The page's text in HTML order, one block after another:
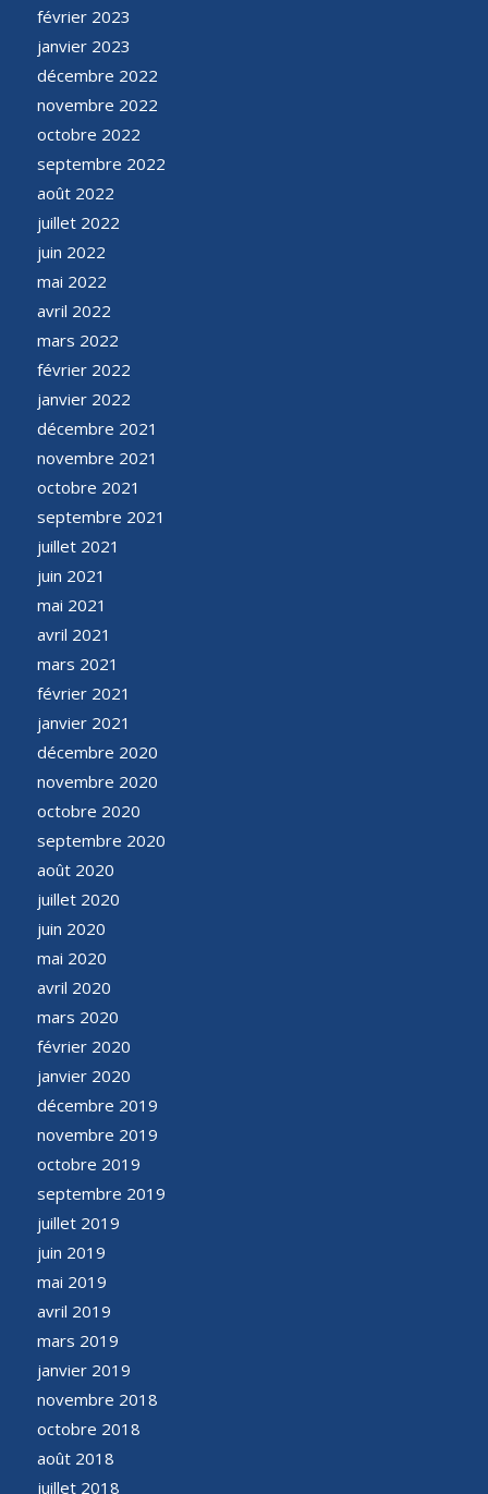
février 2023
janvier 2023
décembre 2022
novembre 2022
octobre 2022
septembre 2022
août 2022
juillet 2022
juin 2022
mai 2022
avril 2022
mars 2022
février 2022
janvier 2022
décembre 2021
novembre 2021
octobre 2021
septembre 2021
juillet 2021
juin 2021
mai 2021
avril 2021
mars 2021
février 2021
janvier 2021
décembre 2020
novembre 2020
octobre 2020
septembre 2020
août 2020
juillet 2020
juin 2020
mai 2020
avril 2020
mars 2020
février 2020
janvier 2020
décembre 2019
novembre 2019
octobre 2019
septembre 2019
juillet 2019
juin 2019
mai 2019
avril 2019
mars 2019
janvier 2019
novembre 2018
octobre 2018
août 2018
juillet 2018